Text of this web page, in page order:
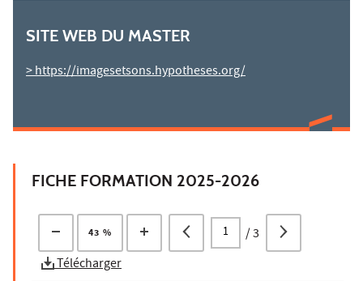
SITE WEB DU MASTER
>https://imagesetsons.hypotheses.org/
FICHE FORMATION 2025-2026
43 % /3
Télécharger